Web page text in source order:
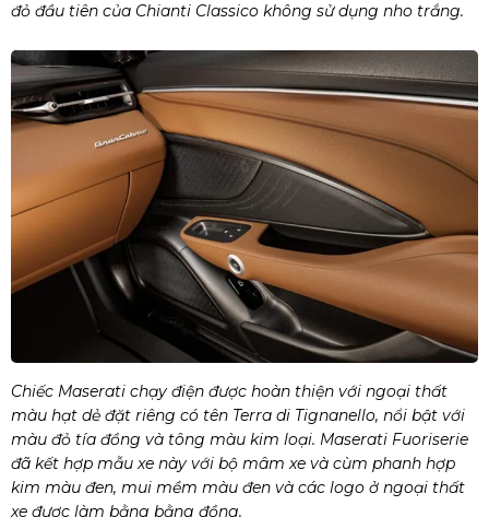
đỏ đầu tiên của Chianti Classico không sử dụng nho trắng.
Chiếc Maserati chạy điện được hoàn thiện với ngoại thất
màu hạt dẻ đặt riêng có tên Terra di Tignanello, nổi bật với
màu đỏ tía đồng và tông màu kim loại. Maserati Fuoriserie
đã kết hợp mẫu xe này với bộ mâm xe và cùm phanh hợp
kim màu đen, mui mềm màu đen và các logo ở ngoại thất
xe được làm bằng bằng đồng.